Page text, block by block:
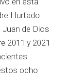
Hurtado
de Dios
2011 y 2021
ocho